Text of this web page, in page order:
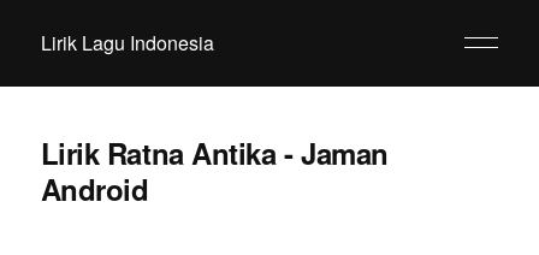
Lirik Lagu Indonesia
Lirik Ratna Antika - Jaman
Android